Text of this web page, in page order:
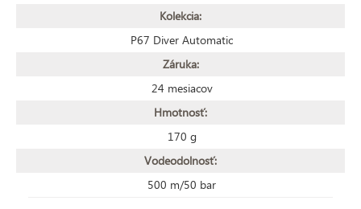
Kolekcia:
P67 Diver Automatic
Záruka:
24 mesiacov
Hmotnosť:
170 g
Vodeodolnosť:
500 m/50 bar